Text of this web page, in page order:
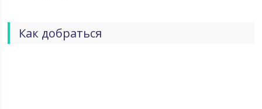
Как добраться